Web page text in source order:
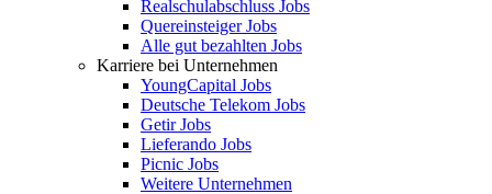
Realschulabschluss Jobs
Quereinsteiger Jobs
Alle gut bezahlten Jobs
Karriere bei Unternehmen
YoungCapital Jobs
Deutsche Telekom Jobs
Getir Jobs
Lieferando Jobs
Picnic Jobs
Weitere Unternehmen